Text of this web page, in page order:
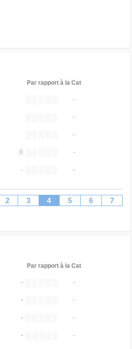
Par rapport à la Cat
-
-
-
0 -
- -
2 3 4 5 6 7
Par rapport à la Cat
- -
- -
- -
- -